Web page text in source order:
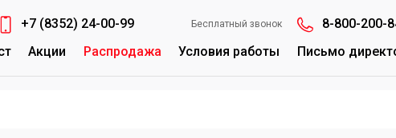
+7 (8352) 24-00-99 Бесплатный звонок
8-800-200-
Акции Распродажа Условия работы Письмо